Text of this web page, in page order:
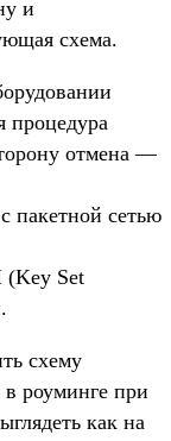
и
схема.
процедура
отмена —
пакетной сетью
Set
схему
в роуминге при
как на